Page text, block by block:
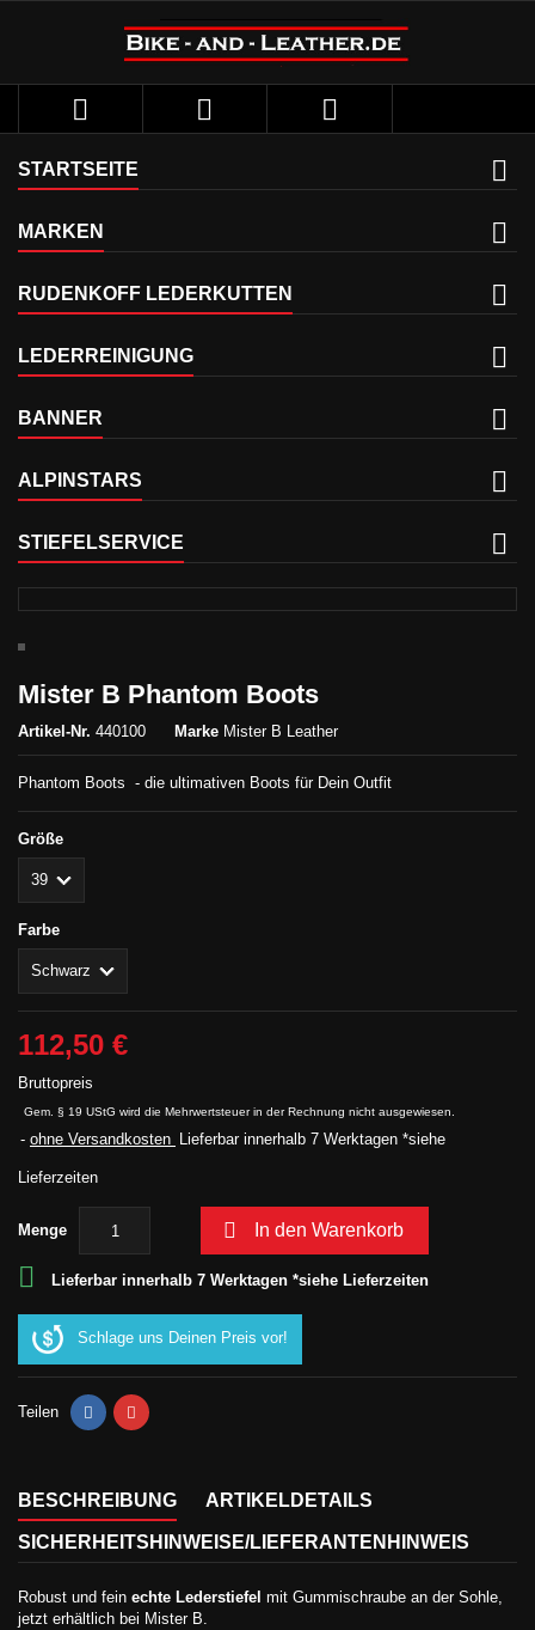
  
STARTSEITE
MARKEN
RUDENKOFF LEDERKUTTEN
LEDERREINIGUNG
BANNER
ALPINSTARS
STIEFELSERVICE
Mister B Phantom Boots
Artikel-Nr. 440100 Marke Mister B Leather
Phantom Boots - die ultimativen Boots für Dein Outfit
Größe
Farbe
112,50 €
Bruttopreis
Gem. § 19 UStG wird die Mehrwertsteuer in der Rechnung nicht ausgewiesen.
ohne Versandkosten Lieferbar innerhalb 7 Werktagen *siehe
Lieferzeiten
Menge  In den Warenkorb
 Lieferbar innerhalb 7 Werktagen *siehe Lieferzeiten
Schlage uns Deinen Preis vor!
Teilen
BESCHREIBUNG ARTIKELDETAILS
SICHERHEITSHINWEISE/LIEFERANTENHINWEIS
Robust und fein echte Lederstiefel mit Gummischraube an der Sohle,
jetzt erhältlich bei Mister B.